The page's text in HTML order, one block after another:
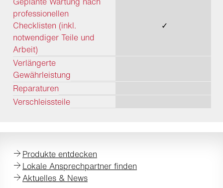
professionellen
Checklisten (inkl.
notwendiger Teile und
Arbeit)
✓
Verlängerte
Gewährleistung
Reparaturen
Verschleissteile
Produkte entdecken
Lokale Ansprechpartner finden
Aktuelles & News